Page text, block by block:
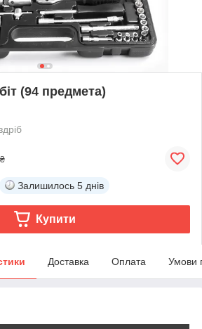
(94 предмета)
Залишилось 5 днів
Купити
Доставка Оплата Умови